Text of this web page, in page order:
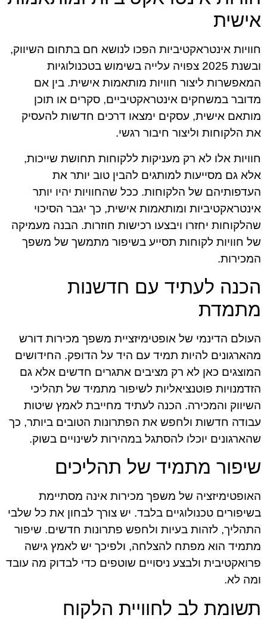
אישית
חוויות אינטראקטיביות הפכו לנושא חם בתחום השיווק,
ובשנת 2025 צפויה עלייה בשימוש בטכנולוגיות
המאפשרות ליצור חוויות מותאמות אישית. בין אם
מדובר במשחקים אינטראקטיביים, סקרים או תוכן
מותאם אישית, עסקים ימצאו דרכים חדשות להעסיק
את הלקוחות וליצור חיבור רגשי.
חוויות אלו לא רק מעניקות ללקוחות תחושת שייכות,
אלא גם מסייעות למותגים להבין טוב יותר את
העדפותיהם של הלקוחות. ככל שהחוויות יהיו יותר
אינטראקטיביות ומותאמות אישית, כך יגבר הסיכוי
שהלקוחות יחזרו ויבצעו רכישות חוזרות. הבנה מעמיקה
של חוויות לקוחות תסייע בשיפור מתמשך של משפך
המכירות.
הכנה לעתיד עם חדשנות
מתמדת
העולם הדינמי של אופטימיזציית משפך מכירות דורש
מהארגונים להיות תמיד עם היד על הדופק. החידושים
המוצגים כאן לא רק מציבים אתגרים חדשים אלא גם
הזדמנויות פוטנציאליות לשיפור מתמיד של תהליכי
השיווק והמכירה. הכנה לעתיד מחייבת לאמץ שיטות
עבודה חדשות ולחפש את הפתרונות הטובים ביותר, כך
שהארגונים יוכלו להסתגל במהירות לשינויים בשוק.
שיפור מתמיד של תהליכים
האופטימיזציה של משפך מכירות אינה מסתיימת
בשיפורים טכנולוגיים בלבד. יש צורך לבחון את כל שלבי
התהליך, לזהות בעיות ולחפש פתרונות חדשים. שיפור
מתמיד הוא מפתח להצלחה, ולפיכך יש לאמץ גישה
פרואקטיבית ולבצע ניסויים שוטפים כדי לבדוק מה עובד
ומה לא.
תשומת לב לחוויית הלקוח